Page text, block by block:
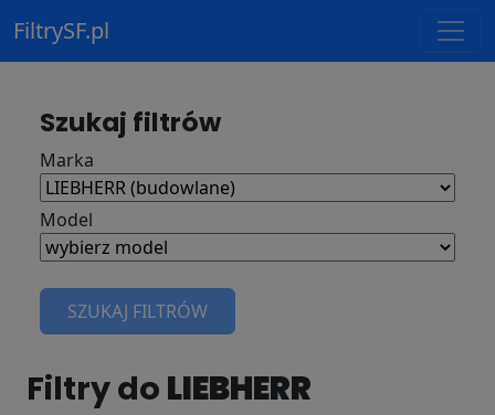
FiltrySF.pl
Szukaj filtrów
Marka
Model
SZUKAJ FILTRÓW
Filtry do LIEBHERR